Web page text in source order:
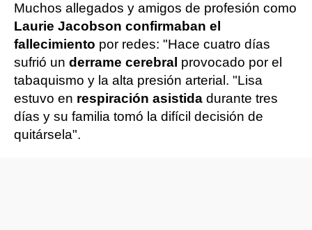
Muchos allegados y amigos de profesión como
Laurie Jacobson confirmaban el
fallecimiento por redes: "Hace cuatro días
sufrió un derrame cerebral provocado por el
tabaquismo y la alta presión arterial. "Lisa
estuvo en respiración asistida durante tres
días y su familia tomó la difícil decisión de
quitársela".